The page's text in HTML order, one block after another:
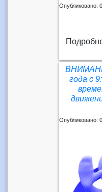
Опубликовано:
года с
Опубликовано: